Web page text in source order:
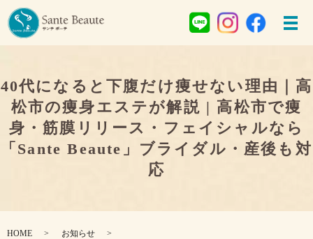
40代になると下腹だけ痩せない理由｜高
松市の痩身エステが解説 | 高松市で痩
身・筋膜リリース・フェイシャルなら
「Sante Beaute」ブライダル・産後も対
応
HOME
お知らせ